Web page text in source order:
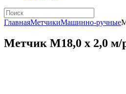
ГлавнаяМетчикиМашинно-ручные
Метчик М18,0 х 2,0 м/